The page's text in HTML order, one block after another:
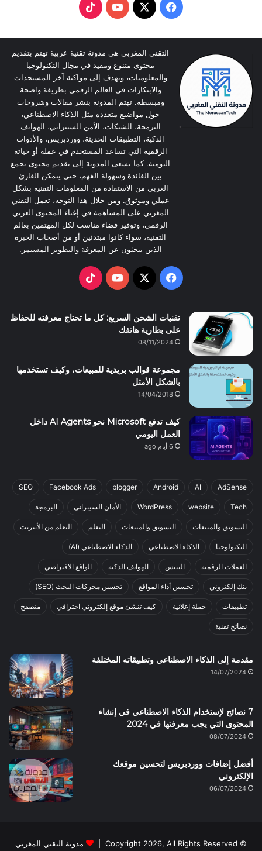
F
c
e
b
o
o
k
X
Y
u
T
u
b
e
T
k
T
o
k
التقني المغربي هي مدونة تقنية عربية تهتم بتقديم
محتوى متنوع ومفيد في مجال التكنولوجيا
والمعلوميات، وتهدف إلى مواكبة آخر المستجدات
والابتكارات في العالم الرقمي بطريقة واضحة
ومبسطة. تهتم المدونة بنشر مقالات وشروحات
حول مواضيع متعددة مثل الذكاء الاصطناعي،
البرمجة، الشبكات، الأمن السيبراني، الهواتف
الذكية، التطبيقات الحديثة، ووردبريس، والأدوات
الرقمية التي تساعد المستخدم في عمله أو حياته
اليومية. كما تسعى المدونة إلى تقديم محتوى يجمع
بين الفائدة وسهولة الفهم، حتى يتمكن القارئ
العربي من الاستفادة من المعلومات التقنية بشكل
عملي وموثوق. ومن خلال هذا التوجه، تعمل التقني
المغربي على المساهمة في إغناء المحتوى العربي
الرقمي، وتوفير فضاء مناسب لكل المهتمين بعالم
التقنية، سواء كانوا مبتدئين أو من أصحاب الخبرة
الذين يبحثون عن المعرفة والتطوير المستمر.
Facebook
X
YouTube
TikTok
تقنيات الشحن السريع: كل ما تحتاج معرفته للحفاظ
على بطارية هاتفك
08/11/2024
مجموعة قوالب بريدية للمبيعات، وكيف تستخدمها
بالشكل اﻷمثل
14/04/2018
كيف تدفع Microsoft نحو AI Agents داخل
العمل اليومي
6 أيام ago
AdSense
AI
Android
blogger
Facebook Ads
SEO
Tech
website
WordPress الأمان السيبراني البرمجة
التسويق والمبيعات التسويق والمبيعات التعلم التعلم من الأنترنت
التكنولوجيا الذكاء الاصطناعي الذكاء الاصطناعي (AI)
العملات الرقمية النيتش الهواتف الذكية الواقع الافتراضي
بنك إلكتروني تحسين أداء المواقع تحسين محركات البحث (SEO)
تطبيقات حملة إعلانية كيف تنشئ موقع إلكتروني احترافي متصفح
نصائح تقنية
مقدمة إلى الذكاء الاصطناعي وتطبيقاته المختلفة
14/07/2024
7 نصائح لإستخدام الذكاء الاصطناعي في إنشاء
المحتوى التي يجب معرفتها في 2024
08/07/2024
أفضل إضافات ووردبريس لتحسين موقعك
الإلكتروني
06/07/2024
© Copyright 2026, All Rights Reserved | مدونة التقني المغربي